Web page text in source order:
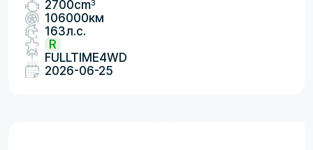
2700cm3
106000км
163л.с.
R
FULLTIME4WD
2026-06-25